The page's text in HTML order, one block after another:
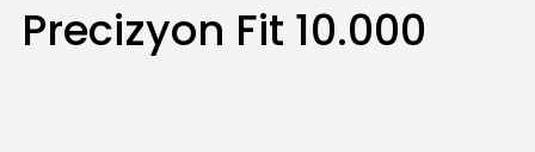
Precizyon Fit 10.000